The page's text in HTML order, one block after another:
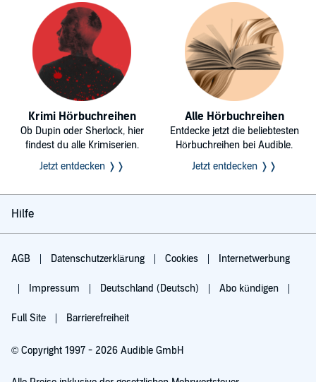
Krimi Hörbuchreihen
Ob Dupin oder Sherlock, hier
findest du alle Krimiserien.
Jetzt entdecken ❭❭
Alle Hörbuchreihen
Entdecke jetzt die beliebtesten
Hörbuchreihen bei Audible.
Jetzt entdecken ❭❭
Hilfe
AGB Datenschutzerklärung Cookies Internetwerbung
Impressum Deutschland (Deutsch) Abo kündigen
Full Site Barrierefreiheit
© Copyright 1997 - 2026 Audible GmbH